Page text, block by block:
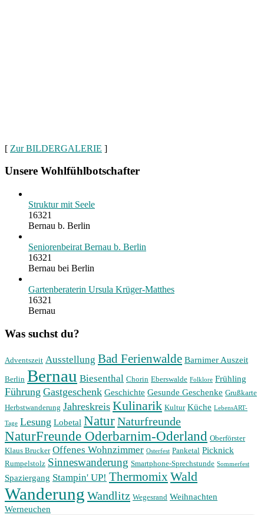
[ Zur BILDERGALERIE ]
Unsere Wohlfühlbotschafter
Struktur mit Seele
16321
Bernau b. Berlin
Seniorenbeirat Bernau b. Berlin
16321
Bernau bei Berlin
Gartenberaterin Ursula Krüger-Matthes
16321
Bernau
Was suchst du?
Adventszeit Ausstellung Bad Ferienwalde Barnimer Auszeit
Berlin Bernau Biesenthal Chorin Eberswalde Folklore Frühling
Führung Gastgeschenk Geschichte Gesunde Geschenke Grußkarte
Herbstwanderung Jahreskreis Kulinarik Kultur Küche LebensART-
Tage Lesung Lobetal NaturNaturfreunde
NaturFreunde Oderbarnim-Oderland Oberförster
Klaus Brucker Offenes Wohnzimmer Osterfest Panketal Picknick
Rumpelstolz Sinneswanderung Smartphone-Sprechstunde Sommerfest
Spaziergang Stampin' UP! Thermomix Wald
Wanderung Wandlitz Wegesrand Weihnachten
Werneuchen